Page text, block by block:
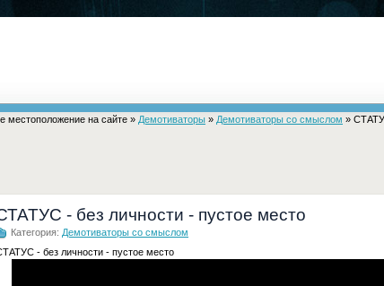
местоположение на сайте » Демотиваторы » Демотиваторы со смыслом »
- без личности - пустое место
Категория: Демотиваторы со смыслом
- без личности - пустое место